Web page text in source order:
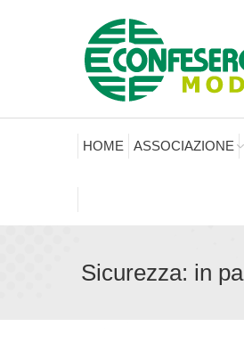
HOME ASSOCIAZIONE
Sicurezza: in